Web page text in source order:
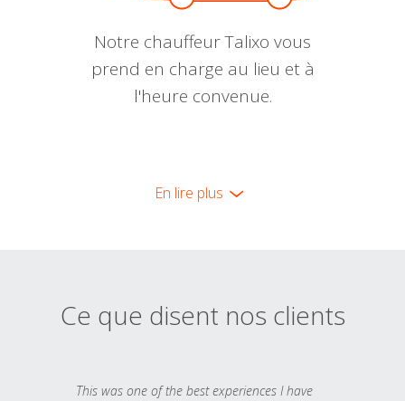
Notre chauffeur Talixo vous
prend en charge au lieu et à
l'heure convenue.
En lire plus
Ce que disent nos clients
This was one of the best experiences I have